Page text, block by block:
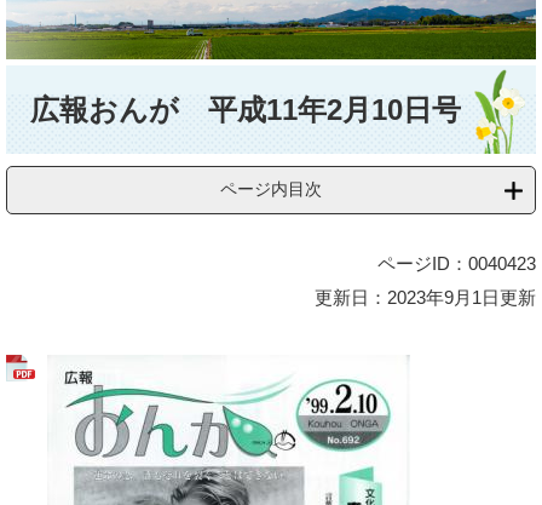
文
へ
広報おんが 平成11年2月10日号
ページ内目次
ページID：0040423
更新日：2023年9月1日更新